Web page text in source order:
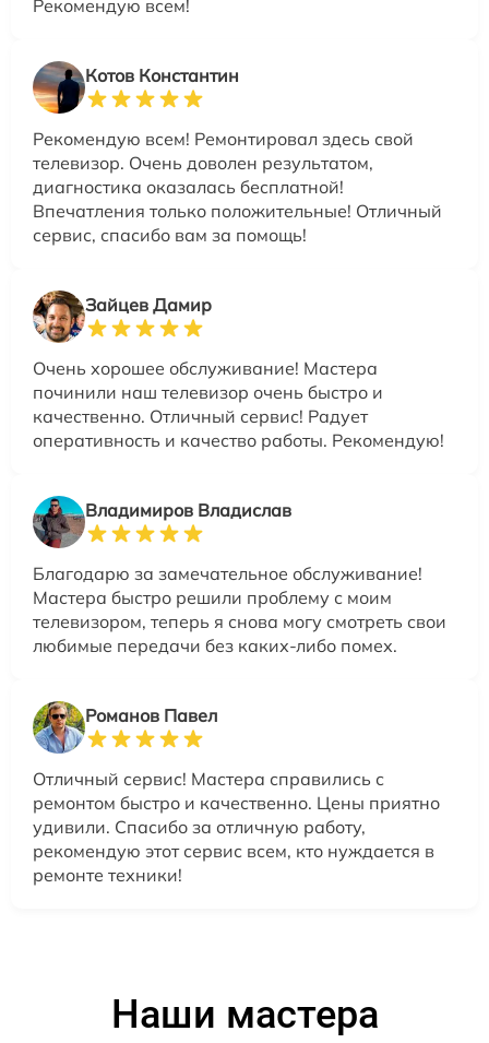
Рекомендую всем!
Котов Константин
Рекомендую всем! Ремонтировал здесь свой
телевизор. Очень доволен результатом,
диагностика оказалась бесплатной!
Впечатления только положительные! Отличный
сервис, спасибо вам за помощь!
Зайцев Дамир
Очень хорошее обслуживание! Мастера
починили наш телевизор очень быстро и
качественно. Отличный сервис! Радует
оперативность и качество работы. Рекомендую!
Владимиров Владислав
Благодарю за замечательное обслуживание!
Мастера быстро решили проблему с моим
телевизором, теперь я снова могу смотреть свои
любимые передачи без каких-либо помех.
Романов Павел
Отличный сервис! Мастера справились с
ремонтом быстро и качественно. Цены приятно
удивили. Спасибо за отличную работу,
рекомендую этот сервис всем, кто нуждается в
ремонте техники!
Наши мастера